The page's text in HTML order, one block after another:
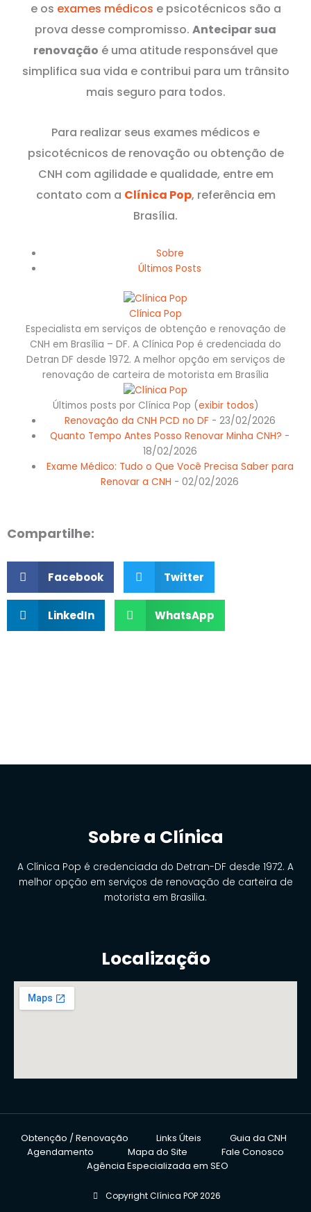
e os exames médicos e psicotécnicos são a
prova desse compromisso. Antecipar sua
renovação é uma atitude responsável que
simplifica sua vida e contribui para um trânsito
mais seguro para todos.
Para realizar seus exames médicos e
psicotécnicos de renovação ou obtenção de
CNH com agilidade e qualidade, entre em
contato com a Clínica Pop, referência em
Brasília.
Sobre
Últimos Posts
Clínica Pop
Especialista em serviços de obtenção e renovação de
CNH em Brasília – DF. A Clínica Pop é credenciada do
Detran DF desde 1972. A melhor opção em serviços de
renovação de carteira de motorista em Brasília
Últimos posts por Clínica Pop (exibir todos)
Renovação da CNH PCD no DF- 23/02/2026
Quanto Tempo Antes Posso Renovar Minha CNH? -
18/02/2026
Exame Médico: Tudo o Que Você Precisa Saber para
Renovar a CNH - 02/02/2026
Compartilhe:
Facebook Twitter
LinkedIn WhatsApp
Sobre a Clínica
A Clínica Pop é credenciada do Detran-DF desde 1972. A
melhor opção em serviços de renovação de carteira de
motorista em Brasília.
Localização
Copyright Clínica POP 2026
Obtenção / Renovação Links Úteis
Guia da CNH
Agendamento
Mapa do Site
Fale Conosco
Agência Especializada em SEO